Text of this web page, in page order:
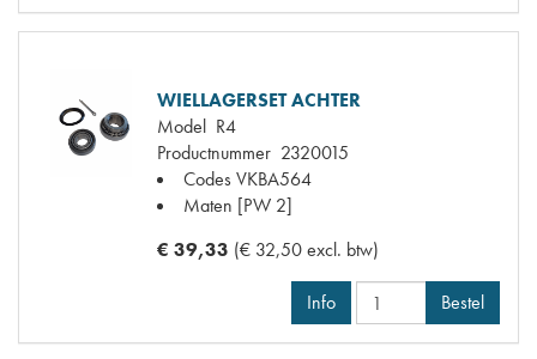
WIELLAGERSET ACHTER
Model R4
Productnummer 2320015
CodesVKBA564
Maten [PW 2]
€ 39,33 (€ 32,50 excl. btw)
Info Bestel